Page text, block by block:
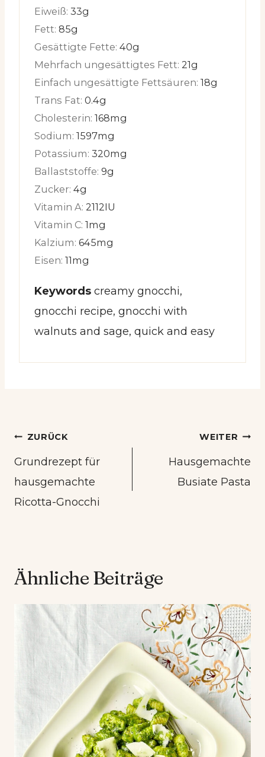
Eiweiß: 33g
Fett: 85g
Gesättigte Fette: 40g
Mehrfach ungesättigtes Fett: 21g
Einfach ungesättigte Fettsäuren: 18g
Trans Fat: 0.4g
Cholesterin: 168mg
Sodium: 1597mg
Potassium: 320mg
Ballaststoffe: 9g
Zucker: 4g
Vitamin A: 2112IU
Vitamin C: 1mg
Kalzium: 645mg
Eisen: 11mg
Keywords creamy gnocchi,
gnocchi recipe, gnocchi with
walnuts and sage, quick and easy
Beitrags-
Navigation
ZURÜCK
Grundrezept für
hausgemachte
Ricotta-Gnocchi
WEITER
Hausgemachte
Busiate Pasta
Ähnliche Beiträge